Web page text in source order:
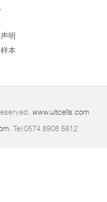
明
本
www.ultcells.com
. Tel:0574 8908 5812